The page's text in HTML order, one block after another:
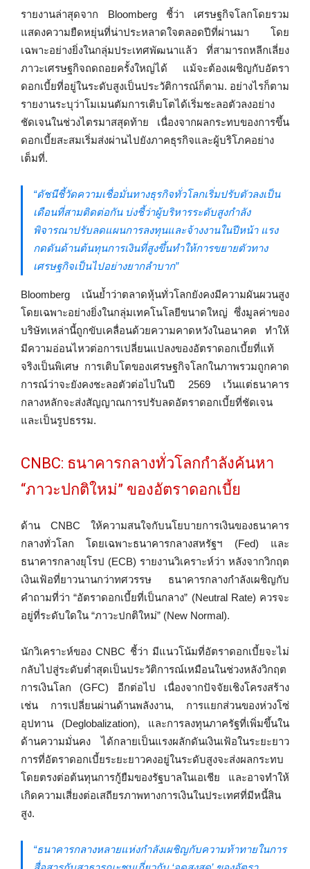
รายงานล่าสุดจาก Bloomberg ชี้ว่า เศรษฐกิจโลกโดยรวม
แสดงความยืดหยุ่นที่น่าประหลาดใจตลอดปีที่ผ่านมา โดย
เฉพาะอย่างยิ่งในกลุ่มประเทศพัฒนาแล้ว ที่สามารถหลีกเลี่ยง
ภาวะเศรษฐกิจถดถอยครั้งใหญ่ได้ แม้จะต้องเผชิญกับอัตรา
ดอกเบี้ยที่อยู่ในระดับสูงเป็นประวัติการณ์ก็ตาม. อย่างไรก็ตาม
รายงานระบุว่าโมเมนตัมการเติบโตได้เริ่มชะลอตัวลงอย่าง
ชัดเจนในช่วงไตรมาสสุดท้าย เนื่องจากผลกระทบของการขึ้น
ดอกเบี้ยสะสมเริ่มส่งผ่านไปยังภาคธุรกิจและผู้บริโภคอย่าง
เต็มที่.
“ดัชนีชี้วัดความเชื่อมั่นทางธุรกิจทั่วโลกเริ่มปรับตัวลงเป็น
เดือนที่สามติดต่อกัน บ่งชี้ว่าผู้บริหารระดับสูงกำลัง
พิจารณาปรับลดแผนการลงทุนและจ้างงานในปีหน้า แรง
กดดันด้านต้นทุนการเงินที่สูงขึ้นทำให้การขยายตัวทาง
เศรษฐกิจเป็นไปอย่างยากลำบาก”
Bloomberg เน้นย้ำว่าตลาดหุ้นทั่วโลกยังคงมีความผันผวนสูง
โดยเฉพาะอย่างยิ่งในกลุ่มเทคโนโลยีขนาดใหญ่ ซึ่งมูลค่าของ
บริษัทเหล่านี้ถูกขับเคลื่อนด้วยความคาดหวังในอนาคต ทำให้
มีความอ่อนไหวต่อการเปลี่ยนแปลงของอัตราดอกเบี้ยที่แท้
จริงเป็นพิเศษ การเติบโตของเศรษฐกิจโลกในภาพรวมถูกคาด
การณ์ว่าจะยังคงชะลอตัวต่อไปในปี 2569 เว้นแต่ธนาคาร
กลางหลักจะส่งสัญญาณการปรับลดอัตราดอกเบี้ยที่ชัดเจน
และเป็นรูปธรรม.
CNBC: ธนาคารกลางทั่วโลกกำลังค้นหา
“ภาวะปกติใหม่” ของอัตราดอกเบี้ย
ด้าน CNBC ให้ความสนใจกับนโยบายการเงินของธนาคาร
กลางทั่วโลก โดยเฉพาะธนาคารกลางสหรัฐฯ (Fed) และ
ธนาคารกลางยุโรป (ECB) รายงานวิเคราะห์ว่า หลังจากวิกฤต
เงินเฟ้อที่ยาวนานกว่าทศวรรษ ธนาคารกลางกำลังเผชิญกับ
คำถามที่ว่า “อัตราดอกเบี้ยที่เป็นกลาง” (Neutral Rate) ควรจะ
อยู่ที่ระดับใดใน “ภาวะปกติใหม่” (New Normal).
นักวิเคราะห์ของ CNBC ชี้ว่า มีแนวโน้มที่อัตราดอกเบี้ยจะไม่
กลับไปสู่ระดับต่ำสุดเป็นประวัติการณ์เหมือนในช่วงหลังวิกฤต
การเงินโลก (GFC) อีกต่อไป เนื่องจากปัจจัยเชิงโครงสร้าง
เช่น การเปลี่ยนผ่านด้านพลังงาน, การแยกส่วนของห่วงโซ่
อุปทาน (Deglobalization), และการลงทุนภาครัฐที่เพิ่มขึ้นใน
ด้านความมั่นคง ได้กลายเป็นแรงผลักดันเงินเฟ้อในระยะยาว
การที่อัตราดอกเบี้ยระยะยาวคงอยู่ในระดับสูงจะส่งผลกระทบ
โดยตรงต่อต้นทุนการกู้ยืมของรัฐบาลในเอเชีย และอาจทำให้
เกิดความเสี่ยงต่อเสถียรภาพทางการเงินในประเทศที่มีหนี้สิน
สูง.
“ธนาคารกลางหลายแห่งกำลังเผชิญกับความท้าทายในการ